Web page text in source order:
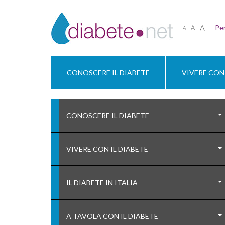
A A A
CONOSCERE IL DIABETE VIVERE
CONOSCERE IL DIABETE
VIVERE CON IL DIABETE
IL DIABETE IN ITALIA
A TAVOLA CON IL DIABETE